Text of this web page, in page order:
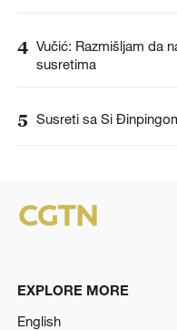
4 Vučić: Razmišljam da
susretima
5 Susreti sa Si
EXPLORE MORE
English